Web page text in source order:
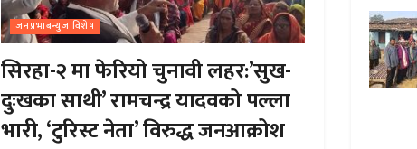
जनप्रभाबन्युज विशेष
सिरहा-२ मा फेरियो चुनावी लहर:’सुख-
दुःखका साथी’ रामचन्द्र यादवको पल्ला
भारी, ‘टुरिस्ट नेता’ विरुद्ध जनआक्रोश